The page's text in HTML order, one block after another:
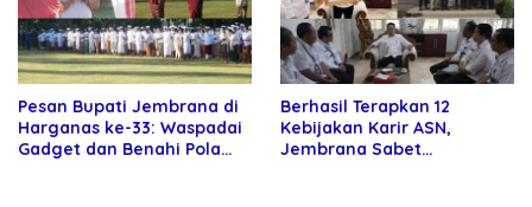
Pesan Bupati Jembrana di
Harganas ke-33: Waspadai
Gadget dan Benahi Pola
Berhasil Terapkan 12
Kebijakan Karir ASN,
Jembrana Sabet